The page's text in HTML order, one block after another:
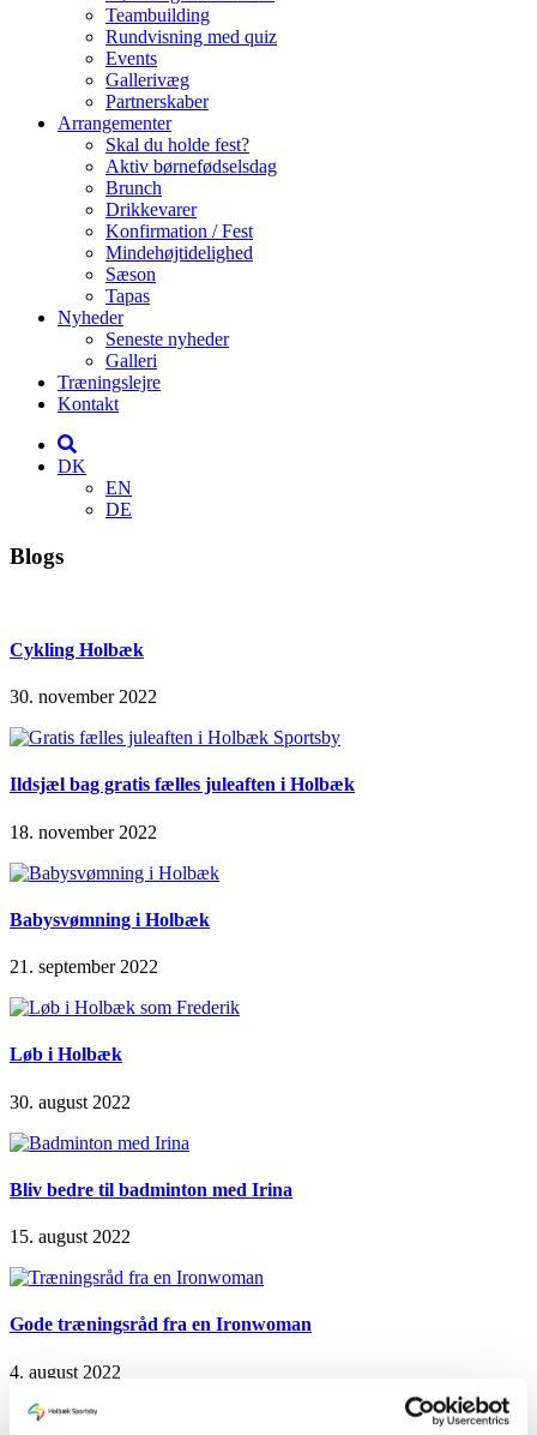
Teambuilding
Rundvisning med quiz
Events
Gallerivæg
Partnerskaber
Arrangementer
Skal du holde fest?
Aktiv børnefødselsdag
Brunch
Drikkevarer
Konfirmation / Fest
Mindehøjtidelighed
Sæson
Tapas
Nyheder
Seneste nyheder
Galleri
Træningslejre
Kontakt
DK
EN
DE
Blogs
Cykling Holbæk
30. november 2022
Ildsjæl bag gratis fælles juleaften i Holbæk
18. november 2022
Babysvømning i Holbæk
21. september 2022
Løb i Holbæk
30. august 2022
Bliv bedre til badminton med Irina
15. august 2022
Gode træningsråd fra en Ironwoman
4. august 2022